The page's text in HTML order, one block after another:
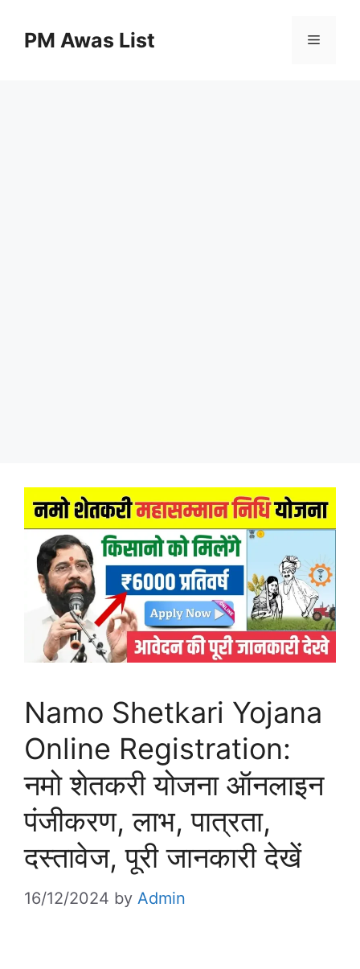
PM Awas List Menu
Namo Shetkari Yojana
Online Registration:
नमो शेतकरी योजना ऑनलाइन
पंजीकरण, लाभ, पात्रता,
दस्तावेज, पूरी जानकारी देखें
16/12/2024 by Admin